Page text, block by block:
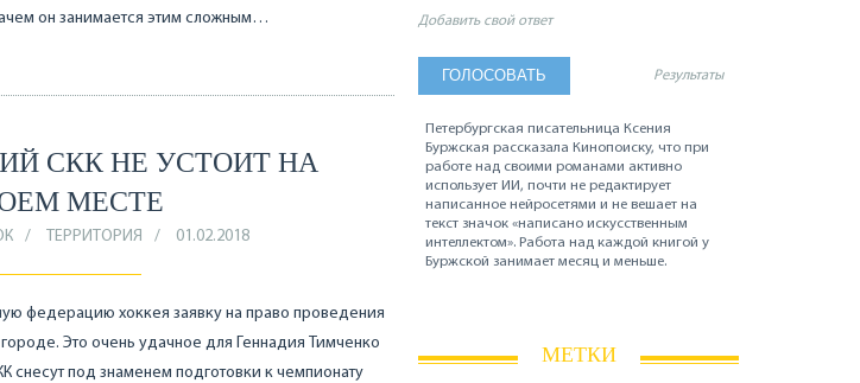
он занимается этим сложным…
СКК НЕ УСТОИТ НА
МЕСТЕ
ТЕРРИТОРИЯ 01.02.2018
федерацию хоккея заявку на право проведения
Это очень удачное для Геннадия Тимченко
снесут под знаменем подготовки к чемпионату
Добавить свой ответ
Результаты
Петербургская писательница Ксения
Буржская рассказала Кинопоиску, что при
работе над своими романами активно
использует ИИ, почти не редактирует
написанное нейросетями и не вешает на
текст значок «написано искусственным
интеллектом». Работа над каждой книгой у
Буржской занимает месяц и меньше.
МЕТКИ